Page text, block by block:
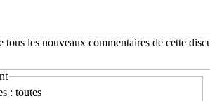
tous les nouveaux commentaires de cette
: toutes